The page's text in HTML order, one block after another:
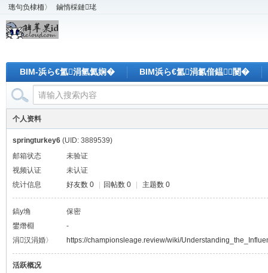
璁句负棣栭〉 鏀惰棌鏈珯
BIM-浜ら€氳涓氫氦娴� BIM浜ら€氳涓氱偣鎾闄�
个人资料
springturkey6 (UID: 3889539)
邮箱状态
未验证
视频认证
未认证
统计信息
好友数 0 回帖数 0 主题数 0
鎬у埆
保密
鐢熸棩
-
涓汉涓婚〉
https://championsleage.review/wiki/
活跃概况